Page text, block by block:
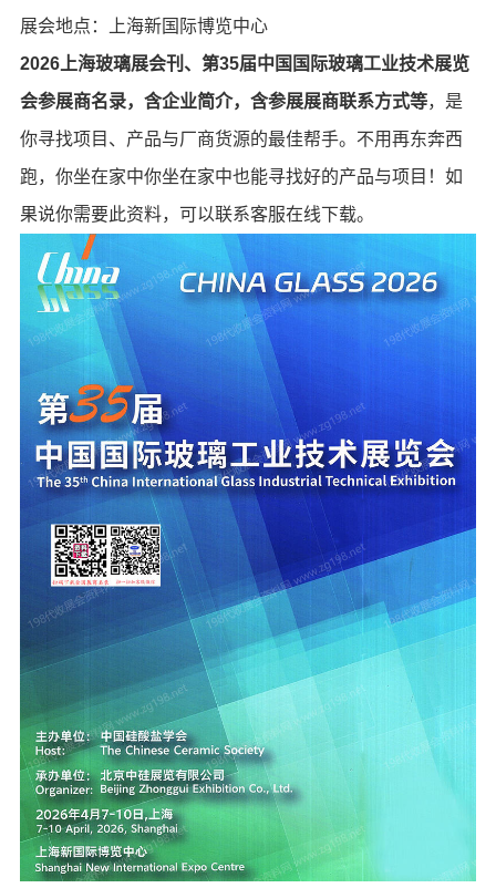
展会地点：上海新国际博览中心
2026上海玻璃展会刊、第35届中国国际玻璃工业技术展览
会参展商名录，含企业简介，含参展展商联系方式等，是
你寻找项目、产品与厂商货源的最佳帮手。不用再东奔西
跑，你坐在家中你坐在家中也能寻找好的产品与项目！如
果说你需要此资料，可以联系客服在线下载。